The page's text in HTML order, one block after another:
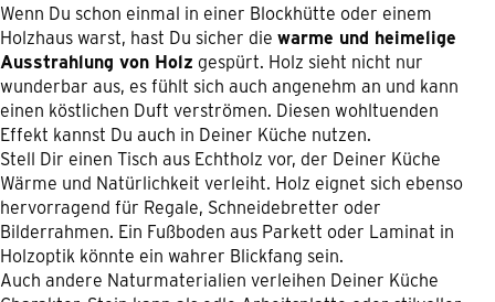
Wenn Du schon einmal in einer Blockhütte oder einem
Holzhaus warst, hast Du sicher die warme und heimelige
Ausstrahlung von Holz gespürt. Holz sieht nicht nur
wunderbar aus, es fühlt sich auch angenehm an und kann
einen köstlichen Duft verströmen. Diesen wohltuenden
Effekt kannst Du auch in Deiner Küche nutzen.
Stell Dir einen Tisch aus Echtholz vor, der Deiner Küche
Wärme und Natürlichkeit verleiht. Holz eignet sich ebenso
hervorragend für Regale, Schneidebretter oder
Bilderrahmen. Ein Fußboden aus Parkett oder Laminat in
Holzoptik könnte ein wahrer Blickfang sein.
Auch andere Naturmaterialien verleihen Deiner Küche